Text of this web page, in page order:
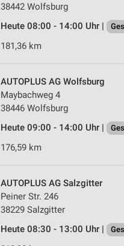
38442 Wolfsburg
Heute 08:00 - 14:00 Uhr |
181,36 km
AUTOPLUS AG Wolfsburg
Maybachweg 4
38446 Wolfsburg
Heute 09:00 - 14:00 Uhr |
176,59 km
AUTOPLUS AG Salzgitter
Peiner Str. 246
38229 Salzgitter
Heute 08:30 - 13:00 Uhr |